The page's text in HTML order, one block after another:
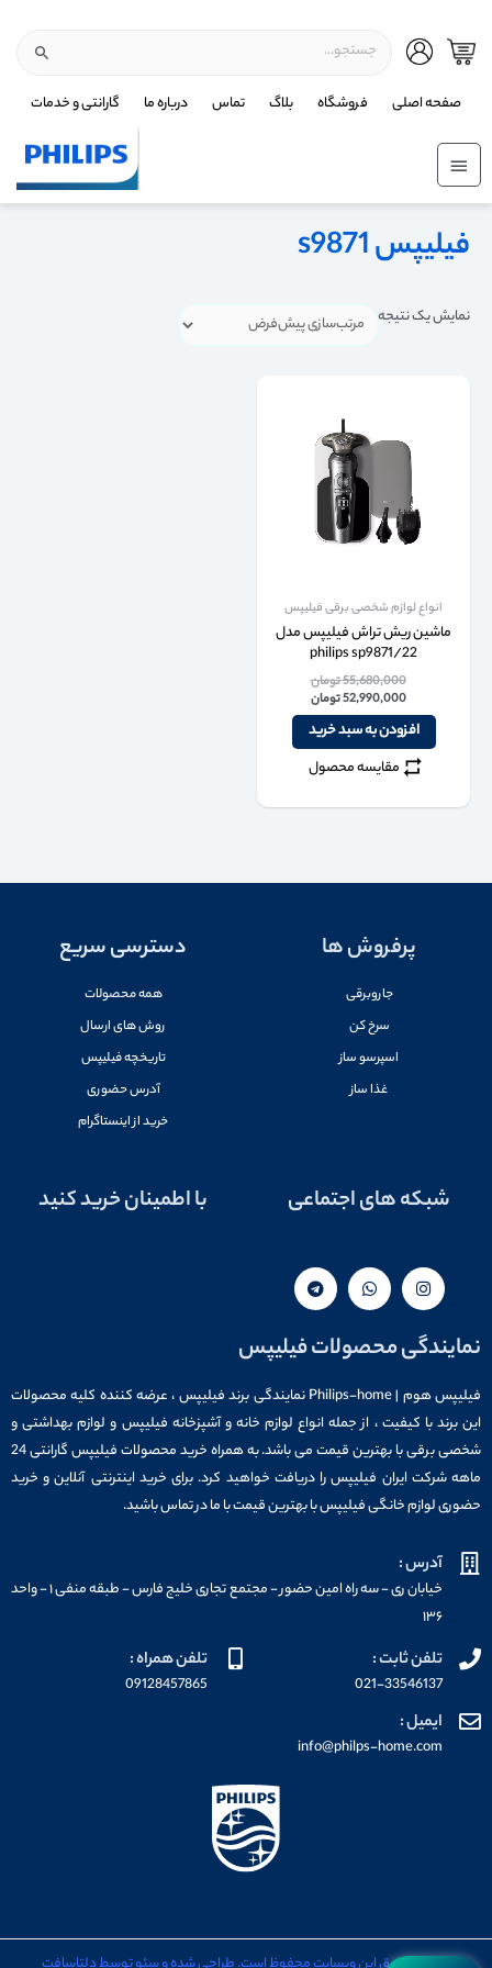
صفحه اصلی فروشگاه بلاگ تماس درباره ما گارانتی و خدمات
فیلیپس s9871
نمایش یک نتیجه
انواع لوازم شخصی برقی فیلیپس
ماشین ریش تراش فیلیپس مدل
philips sp9871/22
55,680,000تومان
52,990,000تومان
افزودن به سبد خرید
مقایسه محصول
پرفروش ها
جاروبرقی
سرخ کن
اسپرسو ساز
غذا ساز
دسترسی سریع
همه محصولات
روش های ارسال
تاریخچه فیلیپس
آدرس حضوری
خرید از اینستاگرام
شبکه های اجتماعی با اطمینان خرید کنید
نمایندگی محصولات فیلیپس
فیلیپس هوم | Philips-home نمایندگی برند فیلیپس ، عرضه کننده کلیه محصولات
این برند با کیفیت ، از جمله انواع لوازم خانه و آشپزخانه فیلیپس و لوازم بهداشتی و
شخصی برقی با بهترین قیمت می باشد. به همراه خرید محصولات فیلیپس گارانتی 24
ماهه شرکت ایران فیلیپس را دریافت خواهید کرد. برای خرید اینترنتی آنلاین و خرید
حضوری لوازم خانگی فیلیپس با بهترین قیمت با ما در تماس باشید.
آدرس :
خیابان ری - سه راه امین حضور - مجتمع تجاری خلیج فارس - طبقه منفی ۱ - واحد
۱۳۶
تلفن ثابت :
021-33546137
تلفن همراه :
09128457865
ایمیل :
info@philps-home.com